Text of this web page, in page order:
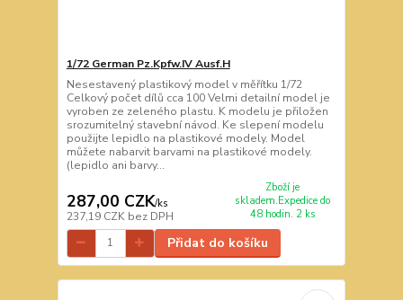
1/72 German Pz.Kpfw.IV Ausf.H
Nesestavený plastikový model v měřítku 1/72
Celkový počet dílů cca 100 Velmi detailní model je
vyroben ze zeleného plastu. K modelu je přiložen
srozumitelný stavební návod. Ke slepení modelu
použijte lepidlo na plastikové modely. Model
můžete nabarvit barvami na plastikové modely.
(lepidlo ani barvy...
287,00 CZK/ks
237,19 CZK bez DPH
Zboží je
skladem.Expedice do
48 hodin. 2 ks
Přidat do košíku